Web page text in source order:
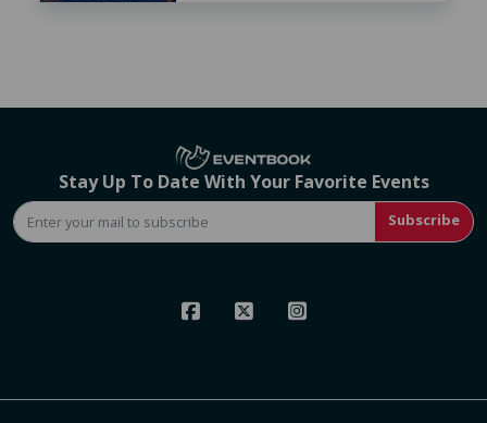
Stay Up To Date With Your Favorite Events
Subscribe